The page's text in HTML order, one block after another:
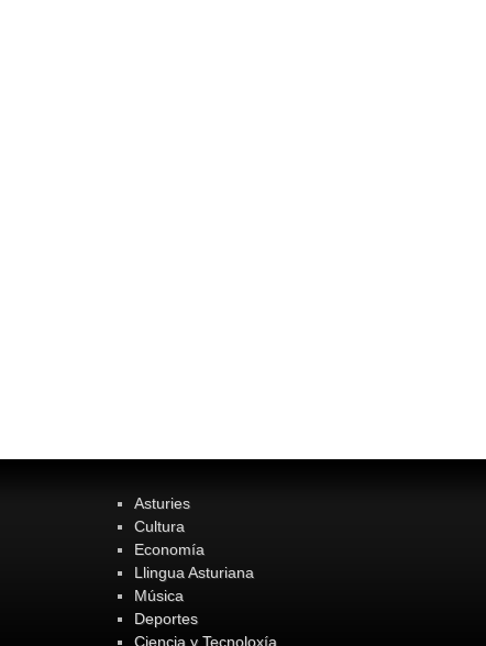
Asturies
Cultura
Economía
Llingua Asturiana
Música
Deportes
Ciencia y Tecnoloxía